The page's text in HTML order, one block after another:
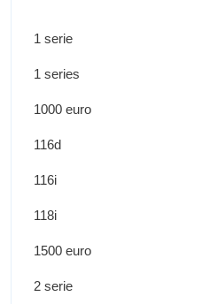
1 serie
1 series
1000 euro
116d
116i
118i
1500 euro
2 serie